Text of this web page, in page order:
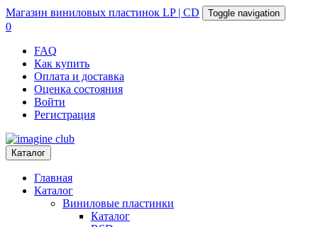
Магазин виниловых пластинок LP | CD Toggle navigation
0
FAQ
Как купить
Оплата и доставка
Оценка состояния
Войти
Регистрация
Каталог
Главная
Каталог
Виниловые пластинки
Каталог